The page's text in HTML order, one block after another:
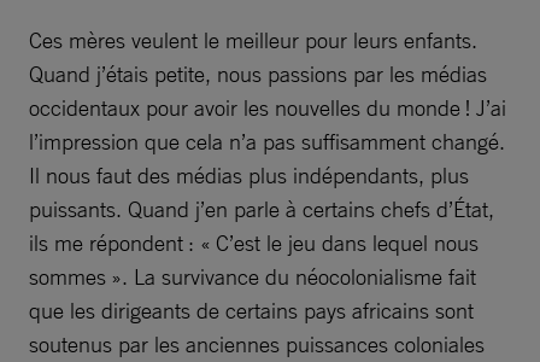
Ces mères veulent le meilleur pour leurs enfants.
Quand j’étais petite, nous passions par les médias
occidentaux pour avoir les nouvelles du monde ! J’ai
l’impression que cela n’a pas suffisamment changé.
Il nous faut des médias plus indépendants, plus
puissants. Quand j’en parle à certains chefs d’État,
ils me répondent : « C’est le jeu dans lequel nous
sommes ». La survivance du néocolonialisme fait
que les dirigeants de certains pays africains sont
soutenus par les anciennes puissances coloniales